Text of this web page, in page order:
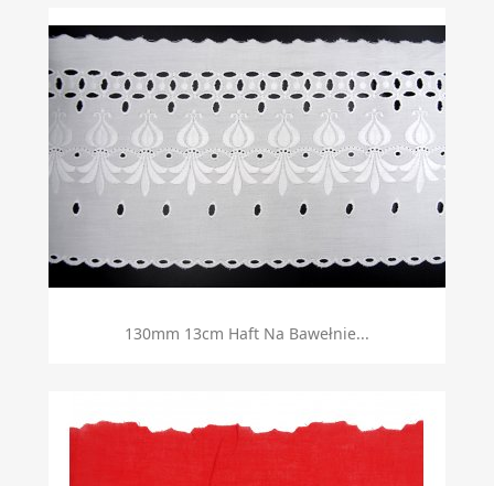
130mm 13cm Haft Na Bawełnie...